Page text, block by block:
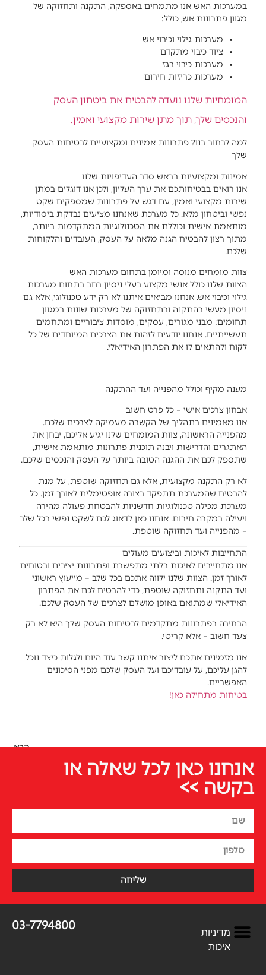
במערכות האש אנו מתמחים באספקה, התקנה ותחזוקה של
מגוון פתרונות אש, כולל:
מערכות גילוי וכיבוי אש
ציוד כיבוי מתקדם
מערכות כיבוי בגז
מערכות כריזות חירום
המומחיות שלנו נועדה להבטיח את ביטחון העסק
והנכסים שלך, תוך מתן שירות מקצועי ואמין.
למה לבחור בנו? פתרונות אמינים ומקצועיים לבטיחות העסק
שלך
אמינות ומקצועיות בראש סדר העדיפויות שלנו
אנו רואים בבטיחותכם את ערך העליון, ולכן אנו דוגלים במתן
שירות מקצועי ואמין, עם דגש על פתרונות שמספקים שקט
נפשי וביטחון מלא. כל מערכת שאנחנו מציעים נבדקת ביסודיות,
מותאמת אישית וכוללת את הטכנולוגיות המתקדמות ביותר,
מתוך רצון להבטיח הגנה מלאה על העסק, העובדים והלקוחות
שלכם.
צוות מומחים מנוסה ומיומן בתחום מערכות האש
הצוות שלנו כולל אנשי מקצוע בעלי ניסיון רחב בתחום מערכות
גילוי וכיבוי אש. אנחנו מביאים איתנו לא רק ידע טכנולוגי, אלא גם
ניסיון מעשי בהתקנה ובתחזוקה של מערכות שונות במגוון
תחומים: מבני מגורים, עסקים, מוסדות ציבוריים ומתחמים
תעשייתיים. אנחנו יודעים לזהות את הצרכים המיוחדים של כל
לקוח ולהתאים לו את הפתרון האידיאלי.
מענה מקיף וכולל מהפנייה ועד ההתקנה
אבחון צרכים אישי – כל פרט חשוב
אנו מאמינים בתהליך של הקשבה מעמיקה לצרכים שלכם.
מהפנייה הראשונה, צוות המומחים שלנו יגיע אליכם, יבחן את
האתגרים והדרישות ויבנה תוכנית פתרונות מותאמת אישית,
שתספק לכם את ההגנה הטובה ביותר על העסק והנכסים שלכם.
לא רק התקנה מקצועית, אלא גם תחזוקה שוטפת, על מנת
להבטיח שהמערכת תתפקד בצורה אופטימלית לאורך זמן. כל
מערכת מכילה טכנולוגיות חדשניות להבטחת פעולה מהירה
ויעילה במקרה חירום. אנחנו כאן לדאוג לכם לשקט נפשי בכל שלב
– מהפנייה ועד תחזוקה שוטפת.
התחייבות לאיכות וביצועים מעולים
אנו מתחייבים לאיכות בלתי מתפשרת ופתרונות יציבים ובטוחים
לאורך זמן. הצוות שלנו ילווה אתכם בכל שלב – מייעוץ ראשוני
ועד התקנה ותחזוקה שוטפת, כדי להבטיח לכם את הפתרון
האידיאלי שמתואם באופן מושלם לצרכים של העסק שלכם.
הבחירה בפתרונות מתקדמים לבטיחות העסק שלך היא לא רק
צעד חשוב – אלא קריטי.
אנו מזמינים אתכם ליצור איתנו קשר עוד היום ולגלות כיצד נוכל
להגן עליכם, על עובדיכם ועל העסק שלכם מפני הסיכונים
האפשריים.
בטיחות מתחילה כאן!
הבא
אנחנו כאן לכל שאלה או
בקשה >>
שליחה
מדיניות
איכות
03-7794800